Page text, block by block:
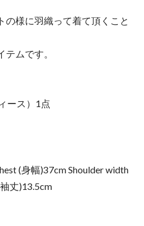
の様に羽織って着て頂くこと
ムです。
ース）1点
(身幅)37cm Shoulder width
丈)13.5cm